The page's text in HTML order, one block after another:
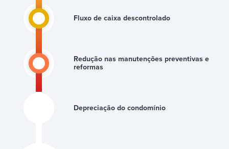
Fluxo de caixa descontrolado
Redução nas manutenções preventivas e
reformas
Depreciação do condomínio